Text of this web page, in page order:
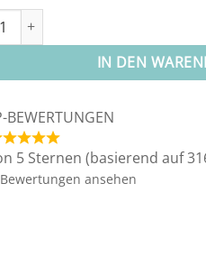
"Kompass der Möglichkeiten"
IN DEN
BEWERTUNGEN
5 Sternen (basierend auf
ansehen